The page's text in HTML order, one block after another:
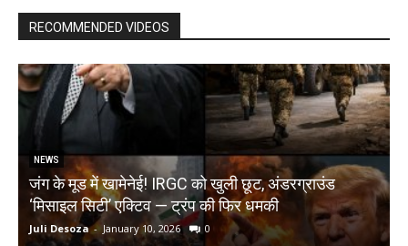
RECOMMENDED VIDEOS
NEWS
जंग के मूड में खामेनेई! IRGC को खुली छूट, अंडरग्राउंड
‘मिसाइल सिटी’ एक्टिव — ट्रंप की फिर धमकी
Juli Desoza - January 10, 2026 0